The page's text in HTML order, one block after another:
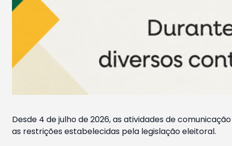
Desde 4 de julho de 2026, as atividades de
as restrições estabelecidas pela legislação eleitoral.